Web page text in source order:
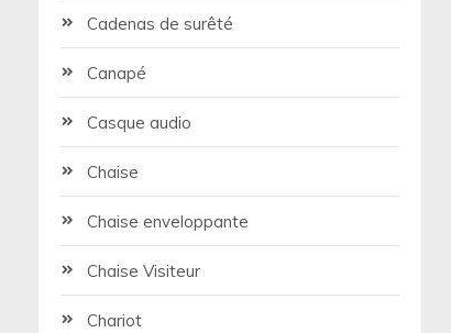
Cadenas de surêté
Canapé
Casque audio
Chaise
Chaise enveloppante
Chaise Visiteur
Chariot